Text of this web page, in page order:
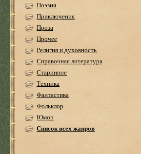
Поэзия
Приключения
Проза
Прочее
Религия и духовность
Справочная литература
Старинное
Техника
Фантастика
Фольклор
Юмор
Список всех жанров